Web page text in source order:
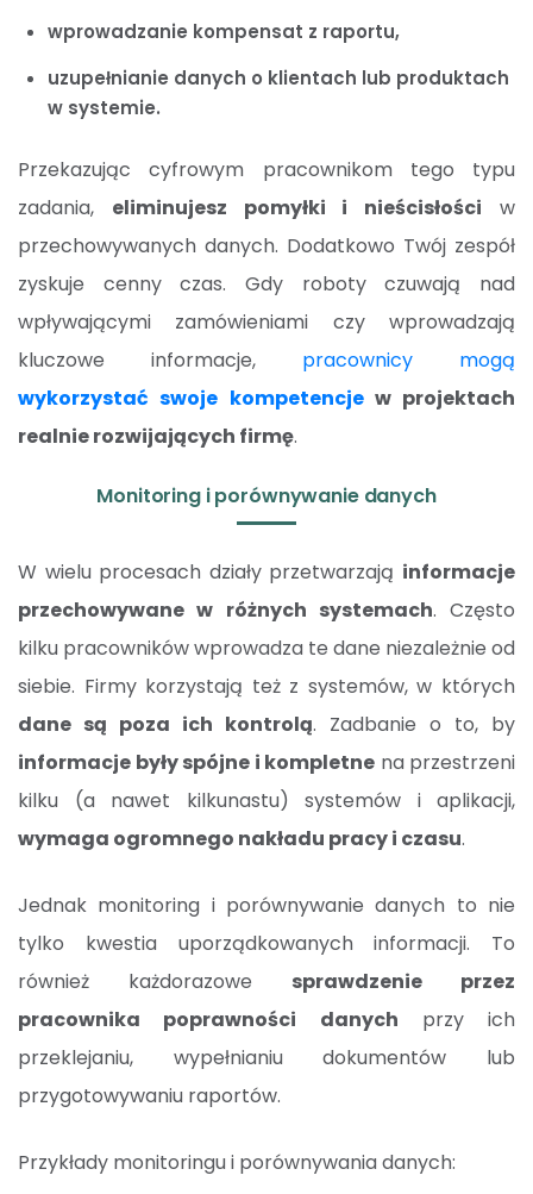
wprowadzanie kompensat z raportu,
uzupełnianie danych o klientach lub produktach
w systemie.
Przekazując cyfrowym pracownikom tego typu
zadania, eliminujesz pomyłki i nieścisłości w
przechowywanych danych. Dodatkowo Twój zespół
zyskuje cenny czas. Gdy roboty czuwają nad
wpływającymi zamówieniami czy wprowadzają
kluczowe informacje, pracownicy mogą
wykorzystać swoje kompetencjew projektach
realnie rozwijających firmę.
Monitoring i porównywanie danych
W wielu procesach działy przetwarzają informacje
przechowywane w różnych systemach. Często
kilku pracowników wprowadza te dane niezależnie od
siebie. Firmy korzystają też z systemów, w których
dane są poza ich kontrolą. Zadbanie o to, by
informacje były spójne i kompletne na przestrzeni
kilku (a nawet kilkunastu) systemów i aplikacji,
wymaga ogromnego nakładu pracy i czasu.
Jednak monitoring i porównywanie danych to nie
tylko kwestia uporządkowanych informacji. To
również każdorazowe sprawdzenie przez
pracownika poprawności danych przy ich
przeklejaniu, wypełnianiu dokumentów lub
przygotowywaniu raportów.
Przykłady monitoringu i porównywania danych: